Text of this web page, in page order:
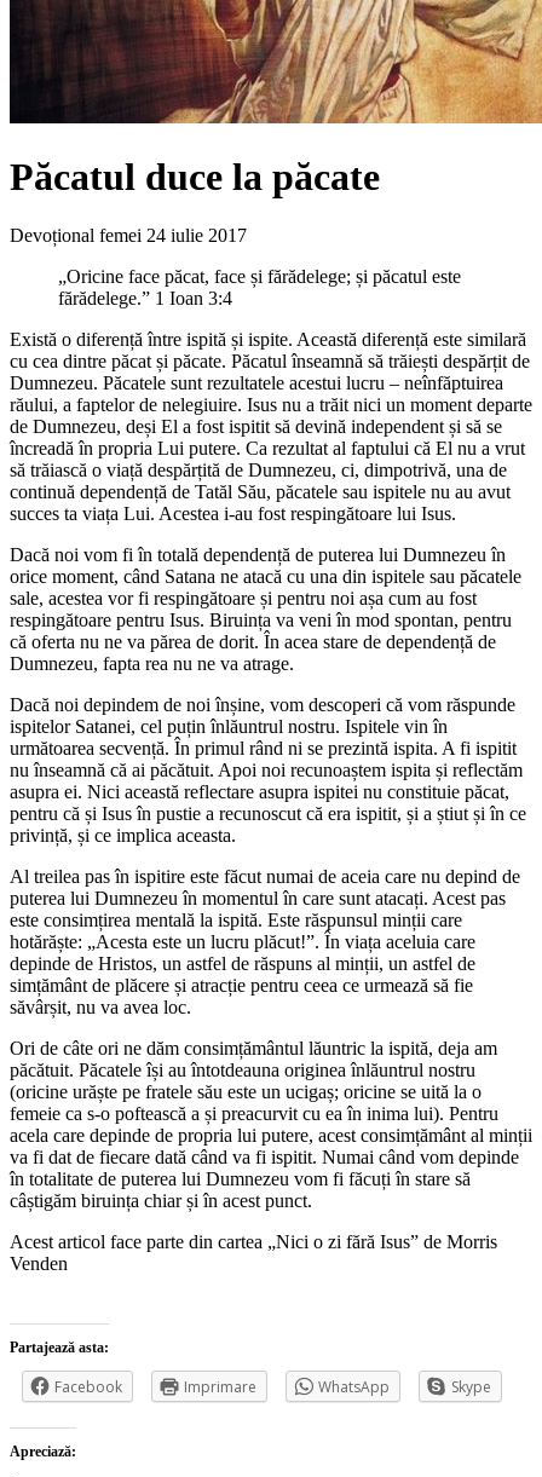
Păcatul duce la păcate
Devoțional femei 24 iulie 2017
„Oricine face păcat, face și fărădelege; și păcatul este
fărădelege.” 1 Ioan 3:4
Există o diferență între ispită și ispite. Această diferență este similară
cu cea dintre păcat și păcate. Păcatul înseamnă să trăiești despărțit de
Dumnezeu. Păcatele sunt rezultatele acestui lucru – neînfăptuirea
răului, a faptelor de nelegiuire. Isus nu a trăit nici un moment departe
de Dumnezeu, deși El a fost ispitit să devină independent și să se
încreadă în propria Lui putere. Ca rezultat al faptului că El nu a vrut
să trăiască o viață despărțită de Dumnezeu, ci, dimpotrivă, una de
continuă dependență de Tatăl Său, păcatele sau ispitele nu au avut
succes ta viața Lui. Acestea i-au fost respingătoare lui Isus.
Dacă noi vom fi în totală dependență de puterea lui Dumnezeu în
orice moment, când Satana ne atacă cu una din ispitele sau păcatele
sale, acestea vor fi respingătoare și pentru noi așa cum au fost
respingătoare pentru Isus. Biruința va veni în mod spontan, pentru
că oferta nu ne va părea de dorit. În acea stare de dependență de
Dumnezeu, fapta rea nu ne va atrage.
Dacă noi depindem de noi înșine, vom descoperi că vom răspunde
ispitelor Satanei, cel puțin înlăuntrul nostru. Ispitele vin în
următoarea secvență. În primul rând ni se prezintă ispita. A fi ispitit
nu înseamnă că ai păcătuit. Apoi noi recunoaștem ispita și reflectăm
asupra ei. Nici această reflectare asupra ispitei nu constituie păcat,
pentru că și Isus în pustie a recunoscut că era ispitit, și a știut și în ce
privință, și ce implica aceasta.
Al treilea pas în ispitire este făcut numai de aceia care nu depind de
puterea lui Dumnezeu în momentul în care sunt atacați. Acest pas
este consimțirea mentală la ispită. Este răspunsul minții care
hotărăște: „Acesta este un lucru plăcut!”. În viața aceluia care
depinde de Hristos, un astfel de răspuns al minții, un astfel de
simțământ de plăcere și atracție pentru ceea ce urmează să fie
săvârșit, nu va avea loc.
Ori de câte ori ne dăm consimțământul lăuntric la ispită, deja am
păcătuit. Păcatele își au întotdeauna originea înlăuntrul nostru
(oricine urăște pe fratele său este un ucigaș; oricine se uită la o
femeie ca s-o poftească a și preacurvit cu ea în inima lui). Pentru
acela care depinde de propria lui putere, acest consimțământ al minții
va fi dat de fiecare dată când va fi ispitit. Numai când vom depinde
în totalitate de puterea lui Dumnezeu vom fi făcuți în stare să
câștigăm biruința chiar și în acest punct.
Acest articol face parte din cartea „Nici o zi fără Isus” de Morris
Venden
Partajează asta:
Facebook Imprimare WhatsApp Skype
Apreciază: